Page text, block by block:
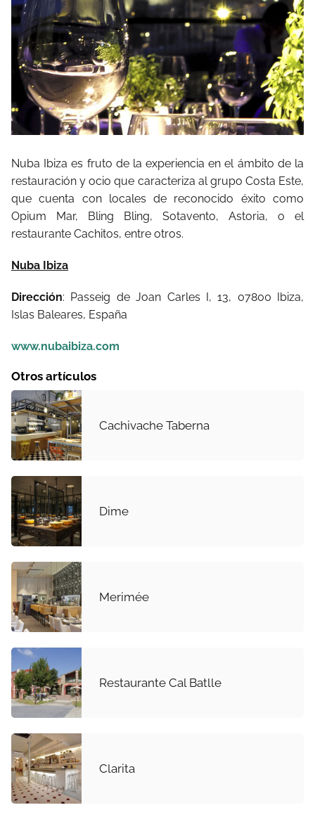
Nuba Ibiza es fruto de la experiencia en el ámbito de la
restauración y ocio que caracteriza al grupo Costa Este,
que cuenta con locales de reconocido éxito como
Opium Mar, Bling Bling, Sotavento, Astoria, o el
restaurante Cachitos, entre otros.
Nuba Ibiza
Dirección: Passeig de Joan Carles I, 13, 07800 Ibiza,
Islas Baleares, España
www.nubaibiza.com
Otros artículos
Cachivache Taberna
Dime
Merimée
Restaurante Cal Batlle
Clarita